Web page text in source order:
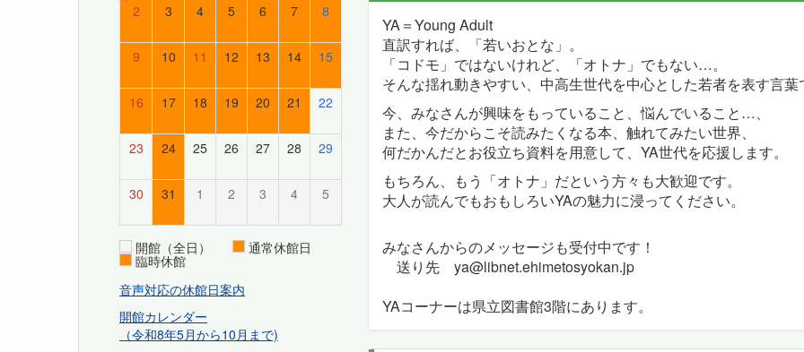
YA＝Young Adult
直訳すれば、「若いおとな」。
「コドモ」ではないけれど、「オトナ」でもない…。
そんな揺れ動きやすい、中高生世代を中心とした若者を表す言葉
今、みなさんが興味をもっていること、悩んでいること…、
また、今だからこそ読みたくなる本、触れてみたい世界、
何だかんだとお役立ち資料を用意して、YA世代を応援します。
もちろん、もう「オトナ」だという方々も大歓迎です。
大人が読んでもおもしろいYAの魅力に浸ってください。
みなさんからのメッセージも受付中です！
送り先 ya@libnet.ehimetosyokan.jp
YAコーナーは県立図書館3階にあります。
2 3 4 5 6 7 8
9 10 11 12 13 14 15
16 17 18 19 20 21 22
23 24 25 26 27 28 29
30 31 1 2 3 4 5
開館（全日） 通常休館日
臨時休館
音声対応の休館日案内
開館カレンダー
（令和8年5月から10月まで)